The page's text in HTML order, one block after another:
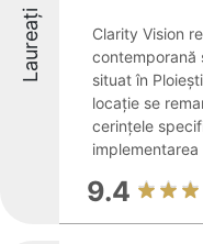
Laureați
Clarity Vision
contemporană
situat în
locație se
cerințele
9.4